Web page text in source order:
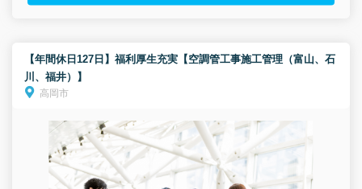
【年間休日127日】福利厚生充実【空調管工事施工管理（富山、石
川、福井）】
高岡市